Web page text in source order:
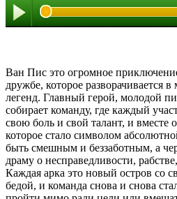
Ван Пис это огромное
дружбе, которое разворачивается
легенд. Главный герой, молодой
собирает команду, где каждый
свою боль и свой талант, и вместе
которое стало символом
быть смешным и беззаботным, а
драму о несправедливости,
Каждая арка это новый остров со
бедой, и команда снова и снова